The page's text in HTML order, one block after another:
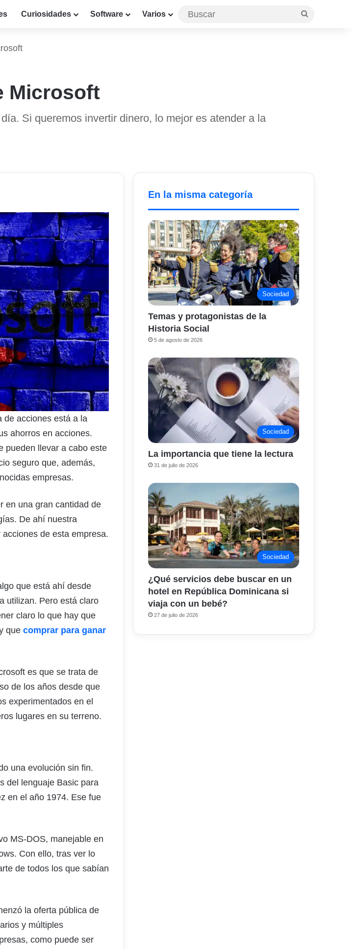
Curiosidades Software Varios
Microsoft
Si queremos invertir dinero, lo mejor es atender a la
de acciones está a la
ahorros en acciones.
pueden llevar a cabo este
seguro que, además,
empresas.
en una gran cantidad de
De ahí nuestra
de esta empresa.
que está ahí desde
utilizan. Pero está claro
claro lo que hay que
que comprar para ganar
es que se trata de
de los años desde que
experimentados en el
lugares en su terreno.
una evolución sin fin.
del lenguaje Basic para
en el año 1974. Ese fue
MS-DOS, manejable en
Con ello, tras ver lo
de todos los que sabían
la oferta pública de
y múltiples
como puede ser
En la misma categoría
Sociedad
Temas y protagonistas de la
Historia Social
5 de agosto de 2026
Sociedad
La importancia que tiene la lectura
31 de julio de 2026
Sociedad
¿Qué servicios debe buscar en un
hotel en República Dominicana si
viaja con un bebé?
27 de julio de 2026